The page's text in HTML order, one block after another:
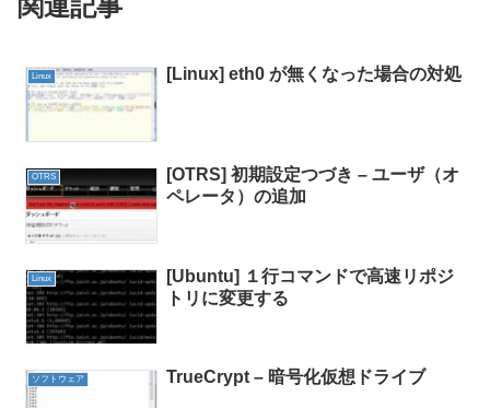
Linux [Linux] eth0 が無くなった場合の対処
OTRS
[OTRS] 初期設定つづき – ユーザ（オ
ペレータ）の追加
Linux
[Ubuntu] １行コマンドで高速リポジ
トリに変更する
ソフトウェア TrueCrypt – 暗号化仮想ドライブ